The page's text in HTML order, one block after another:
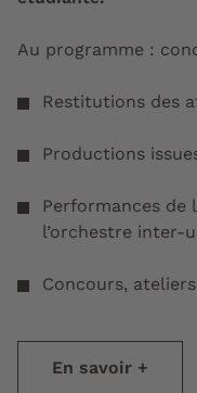
Au programme :
Restitutions des
Productions
Performances de
l’orchestre inter-
Concours,
En savoir +